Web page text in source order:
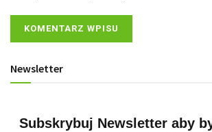
Newsletter
Subskrybuj Newsletter aby